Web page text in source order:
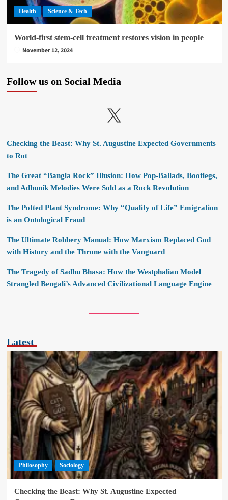
Health Science & Tech
World-first stem-cell treatment restores vision in people
November 12, 2024
Follow us on Social Media
X
Checking the Beast: Why St. Augustine Expected Governments
to Rot
The Great “Bangla Rock” Illusion: How Pop-Ballads, Bootlegs,
and Adhunik Melodies Were Sold as a Rock Revolution
The Potted Plant Syndrome: Why “Quality of Life” Emigration
is an Ontological Fraud
The Ultimate Robbery Manual: How Marxism Replaced God
with History and the Throne with the Vanguard
The Tragedy of Sadhu Bhasa: How the Westphalian Model
Strangled Bengali’s Advanced Civilizational Language Engine
Latest
Philosophy Sociology
Checking the Beast: Why St. Augustine Expected